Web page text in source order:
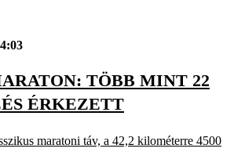
TÖBB MINT 22
ÉRKEZETT
maratoni táv, a 42,2 kilométerre 4500